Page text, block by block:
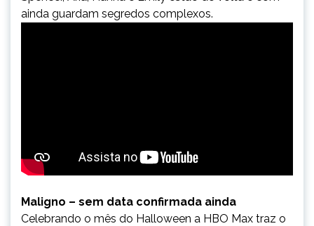
ainda guardam segredos complexos.
Maligno – sem data confirmada ainda
Celebrando o mês do Halloween a HBO Max traz o